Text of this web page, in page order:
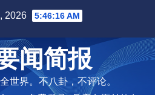
2026 5:46:17 AM
闻简报
世界。不八卦，不评论。